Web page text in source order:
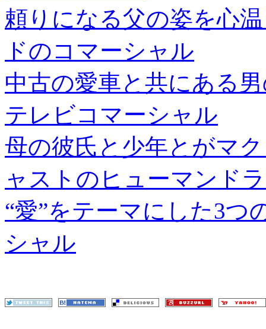
頼りになる父の姿を心
ドのコマーシャル
中古の愛車と共にある
テレビコマーシャル
母の彼氏と少年とがマ
ャストのヒューマンド
“愛”をテーマにした3つ
シャル